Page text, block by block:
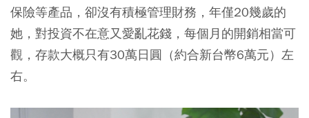
保險等產品，卻沒有積極管理財務，年僅20幾歲的
她，對投資不在意又愛亂花錢，每個月的開銷相當可
觀，存款大概只有30萬日圓（約合新台幣6萬元）左
右。